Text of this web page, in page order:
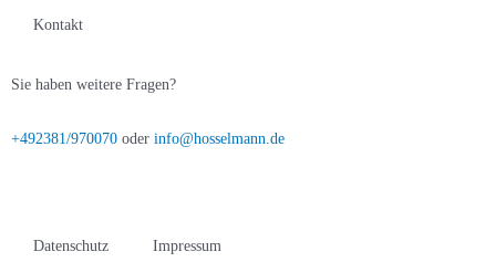
Kontakt
Sie haben weitere Fragen?
+492381/970070 oder info@hosselmann.de
Datenschutz Impressum